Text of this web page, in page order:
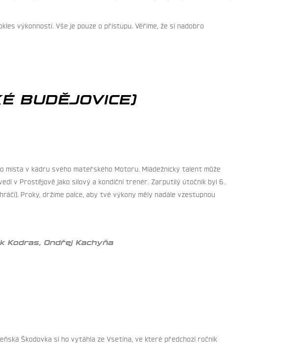
výkonnosti. Vše je pouze o přístupu. Věříme, že si nadobro
BUDĚJOVICE)
v kádru svého mateřského Motoru. Mládežnický talent může
v Prostějově jako silový a kondiční trenér. Zarputilý útočník byl 6.
Proky, držíme palce, aby tvé výkony měly nadále vzestupnou
Kodras, Ondřej Kachyňa
Škodovka si ho vytáhla ze Vsetína, ve které předchozí ročník